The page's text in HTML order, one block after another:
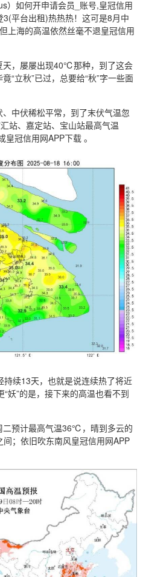
）如何开申请会员_账号,皇冠信用
平台出租)热热热！这可是8月中
上海的高温依然丝毫不退皇冠信用
天，屡屡出现40℃那种，到了这会
“立秋”已过，总要给“秋”字一些面
中伏稀松平常，到了末伏气温忽
站、嘉定站、宝山站最高气温
冠信用网APP下载 。
续13天，也就是说连续热了将近
妖”的是，接下来的高温也看不到
二预计最高气温36℃，晴到多云的
；依旧吹东南风皇冠信用网APP